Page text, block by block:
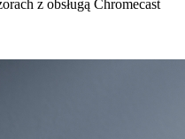
z obsługą Chromecast